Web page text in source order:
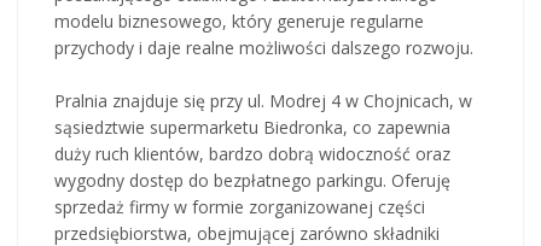
modelu biznesowego, który generuje regularne
przychody i daje realne możliwości dalszego rozwoju.
Pralnia znajduje się przy ul. Modrej 4 w Chojnicach, w
sąsiedztwie supermarketu Biedronka, co zapewnia
duży ruch klientów, bardzo dobrą widoczność oraz
wygodny dostęp do bezpłatnego parkingu. Oferuję
sprzedaż firmy w formie zorganizowanej części
przedsiębiorstwa, obejmującej zarówno składniki